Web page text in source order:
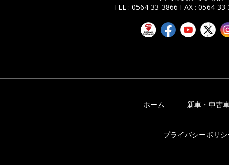
TEL : 0564-33-3866 FAX : 0564-
ホーム 新車・中古
プライバシーポリ